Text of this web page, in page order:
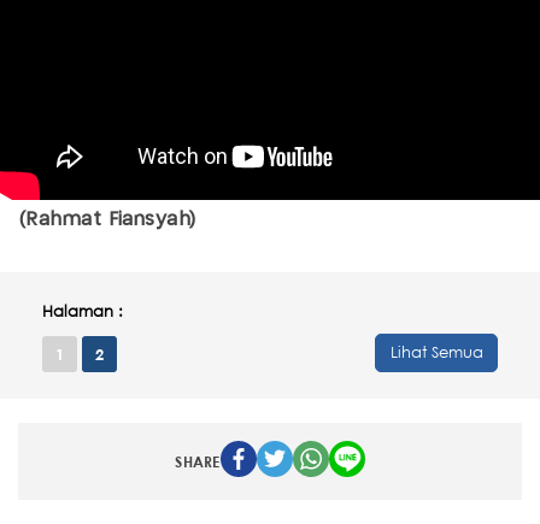
(Rahmat Fiansyah)
Halaman :
1 2 Lihat Semua
SHARE